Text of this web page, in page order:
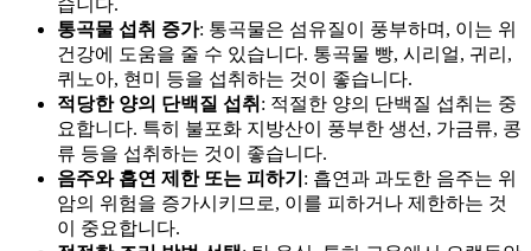
통곡물 섭취 증가: 통곡물은 섬유질이 풍부하며, 이는 위
건강에 도움을 줄 수 있습니다. 통곡물 빵, 시리얼, 귀리,
퀴노아, 현미 등을 섭취하는 것이 좋습니다.
적당한 양의 단백질 섭취 : 적절한 양의 단백질 섭취는 중
요합니다. 특히 불포화 지방산이 풍부한 생선, 가금류, 콩
류 등을 섭취하는 것이 좋습니다.
음주와 흡연 제한 또는 피하기 : 흡연과 과도한 음주는 위
암의 위험을 증가시키므로, 이를 피하거나 제한하는 것
이 중요합니다.